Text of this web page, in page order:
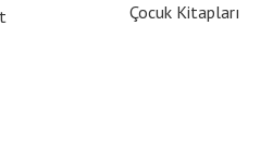
Çocuk Kitapları